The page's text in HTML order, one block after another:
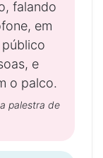
palestra de